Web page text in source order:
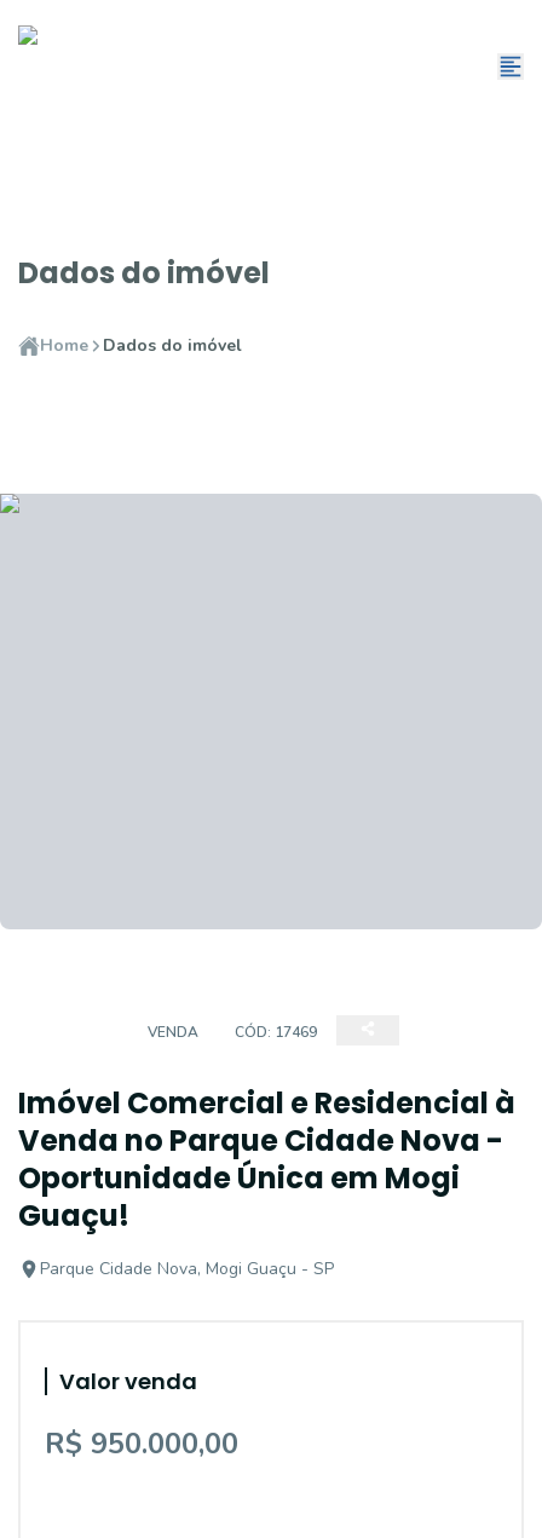
Dados do imóvel
Home Dados do imóvel
VENDA CÓD: 17469
Imóvel Comercial e Residencial à
Venda no Parque Cidade Nova -
Oportunidade Única em Mogi
Guaçu!
Parque Cidade Nova, Mogi Guaçu - SP
Valor venda
R$ 950.000,00